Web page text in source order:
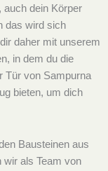
auch dein Körper
das wird sich
daher mit unserem
in dem du die
Tür von Sampurna
bieten, um dich
Bausteinen aus
wir als Team von